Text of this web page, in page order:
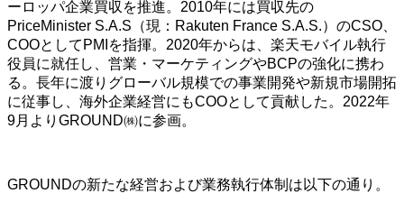
ーロッパ企業買収を推進。2010年には買収先の
PriceMinister S.A.S（現：Rakuten France S.A.S.）のCSO、
COOとしてPMIを指揮。2020年からは、楽天モバイル執行
役員に就任し、営業・マーケティングやBCPの強化に携わ
る。長年に渡りグローバル規模での事業開発や新規市場開拓
に従事し、海外企業経営にもCOOとして貢献した。2022年
9月よりGROUND㈱に参画。
GROUNDの新たな経営および業務執行体制は以下の通り。